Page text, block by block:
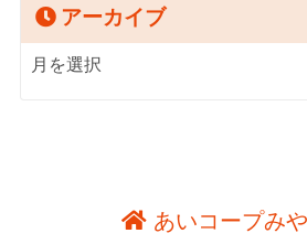
アーカイブ
あいコープみ